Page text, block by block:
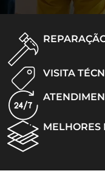
VISITA
MELHORES